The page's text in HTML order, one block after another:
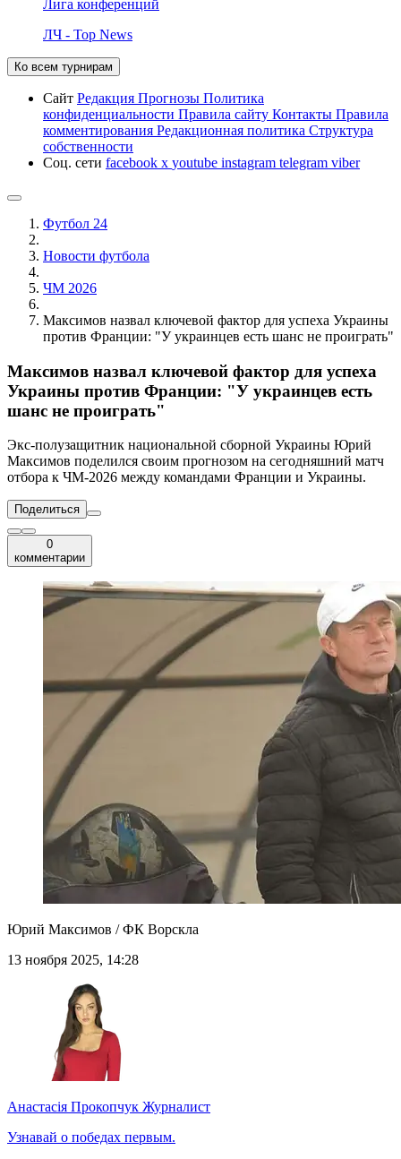
Лига конференций
ЛЧ - Top News
Ко всем турнирам
Сайт Редакция Прогнозы Политика
конфиденциальности Правила сайту Контакты Правила
комментирования Редакционная политика Структура
собственности
Соц. сети facebook x youtube instagram telegram viber
Футбол 24
Новости футбола
ЧМ 2026
Максимов назвал ключевой фактор для успеха Украины
против Франции: "У украинцев есть шанс не проиграть"
Максимов назвал ключевой фактор для успеха
Украины против Франции: "У украинцев есть
шанс не проиграть"
Экс-полузащитник национальной сборной Украины Юрий
Максимов поделился своим прогнозом на сегодняшний матч
отбора к ЧМ-2026 между командами Франции и Украины.
Поделиться
0
комментарии
Юрий Максимов / ФК Ворскла
13 ноября 2025, 14:28
Анастасія Прокопчук Журналист
Узнавай о победах первым.